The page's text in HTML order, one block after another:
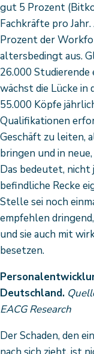
gut 5 Prozent
Fachkräfte pro Jahr.
Prozent der
altersbedingt aus.
26.000
wächst die Lücke in
55.000 Köpfe
Qualifikationen
Geschäft zu leiten,
bringen und in
Das bedeutet, nicht
befindliche Recke
Stelle sei noch
empfehlen
und sie auch mit
besetzen.
Deutschland.
EACG Research
Der Schaden, den